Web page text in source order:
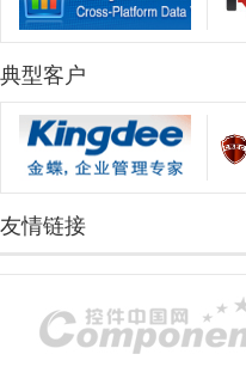
典型客户
友情链接